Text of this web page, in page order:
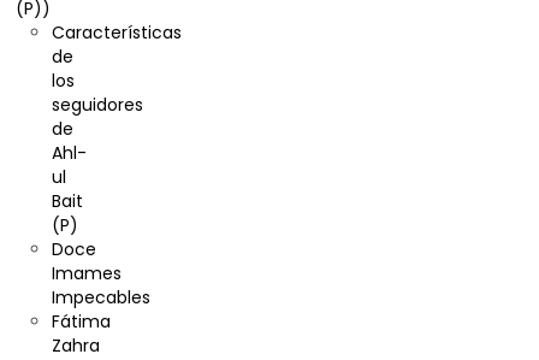
(P))
Características
de
los
seguidores
de
Ahl-
ul
Bait
(P)
Doce
Imames
Impecables
Fátima
Zahra